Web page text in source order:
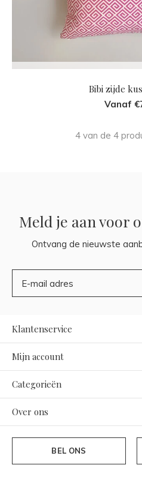
Bibi zijde
Vanaf
4 van de 4
Meld je aan voor
Ontvang de nieuwste
Klantenservice
Mijn account
Categorieën
Over ons
BEL ONS